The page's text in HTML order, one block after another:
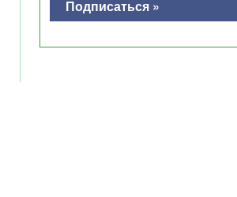
Подписаться »